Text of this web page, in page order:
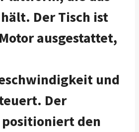
Der Tisch ist
ausgestattet,
und
Der
den